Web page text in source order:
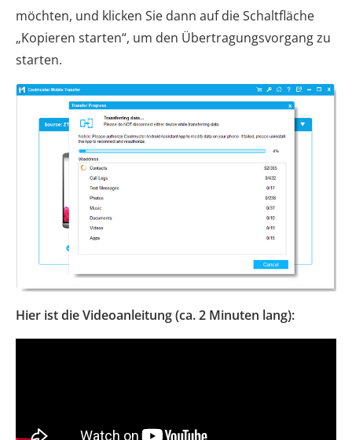
möchten, und klicken Sie dann auf die Schaltfläche
„Kopieren starten“, um den Übertragungsvorgang zu
starten.
Hier ist die Videoanleitung (ca. 2 Minuten lang):